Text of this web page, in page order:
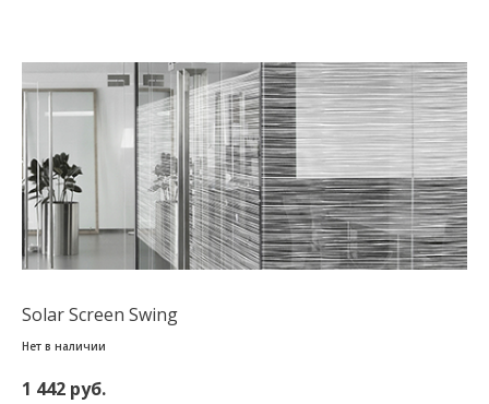
Solar Screen Swing
Нет в наличии
1 442 руб.